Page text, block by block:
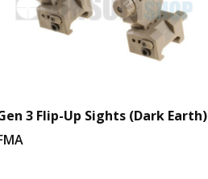
3 Flip-Up Sights (Dark Earth)